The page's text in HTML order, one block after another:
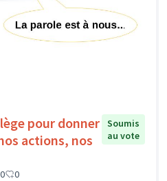
pour donner
actions, nos
Soumis
au vote
0 0